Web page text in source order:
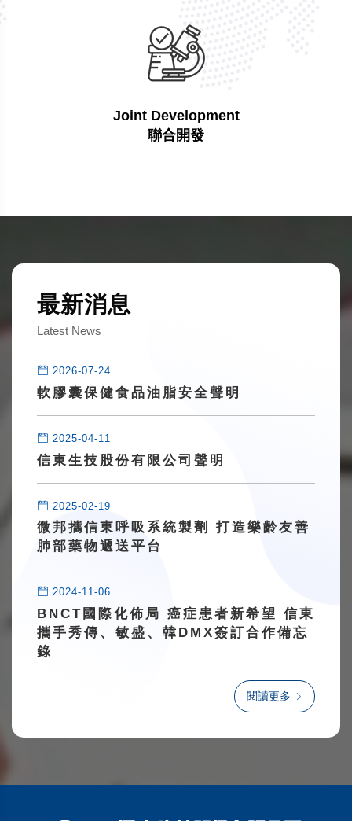
Joint Development
聯合開發
最新消息
Latest News
2026-07-24
軟膠囊保健食品油脂安全聲明
2025-04-11
信東生技股份有限公司聲明
2025-02-19
微邦攜信東呼吸系統製劑 打造樂齡友善
肺部藥物遞送平台
2024-11-06
BNCT國際化佈局 癌症患者新希望 信東
攜手秀傳、敏盛、韓DMX簽訂合作備忘
錄
閱讀更多